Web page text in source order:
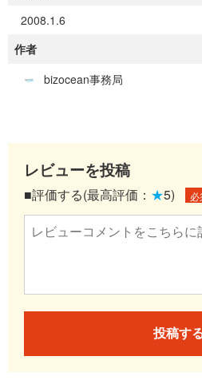
2008.1.6
作者
bizocean事務局
レビューを投稿
■評価する(最高評価： ★5)
投稿す